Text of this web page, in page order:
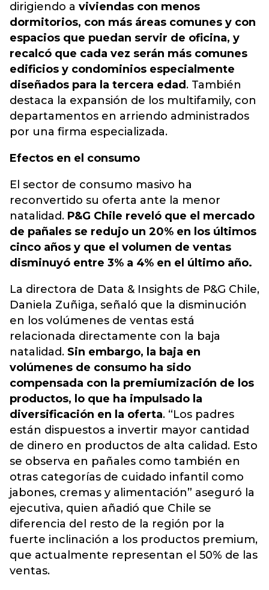
dirigiendo a viviendas con menos
dormitorios, con más áreas comunes y con
espacios que puedan servir de oficina, y
recalcó que cada vez serán más comunes
edificios y condominios especialmente
diseñados para la tercera edad . También
destaca la expansión de los multifamily, con
departamentos en arriendo administrados
por una firma especializada.
Efectos en el consumo
El sector de consumo masivo ha
reconvertido su oferta ante la menor
natalidad. P&G Chile reveló que el mercado
de pañales se redujo un 20% en los últimos
cinco años y que el volumen de ventas
disminuyó entre 3% a 4% en el último año.
La directora de Data & Insights de P&G Chile,
Daniela Zuñiga, señaló que la disminución
en los volúmenes de ventas está
relacionada directamente con la baja
natalidad. Sin embargo, la baja en
volúmenes de consumo ha sido
compensada con la premiumización de los
productos, lo que ha impulsado la
diversificación en la oferta. “Los padres
están dispuestos a invertir mayor cantidad
de dinero en productos de alta calidad. Esto
se observa en pañales como también en
otras categorías de cuidado infantil como
jabones, cremas y alimentación” aseguró la
ejecutiva, quien añadió que Chile se
diferencia del resto de la región por la
fuerte inclinación a los productos premium,
que actualmente representan el 50% de las
ventas.